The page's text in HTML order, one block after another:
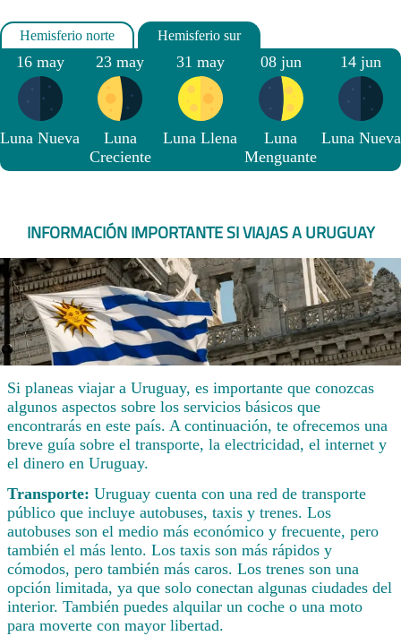
16 may
Luna Nueva
23 may
Luna
Creciente
31 may
Luna Llena
08 jun
Luna
Menguante
14 jun
Luna Nueva
INFORMACIÓN IMPORTANTE SI VIAJAS A URUGUAY
Si planeas viajar a Uruguay, es importante que conozcas
algunos aspectos sobre los servicios básicos que
encontrarás en este país. A continuación, te ofrecemos una
breve guía sobre el transporte, la electricidad, el internet y
el dinero en Uruguay.
Transporte: Uruguay cuenta con una red de transporte
público que incluye autobuses, taxis y trenes. Los
autobuses son el medio más económico y frecuente, pero
también el más lento. Los taxis son más rápidos y
cómodos, pero también más caros. Los trenes son una
opción limitada, ya que solo conectan algunas ciudades del
interior. También puedes alquilar un coche o una moto
para moverte con mayor libertad.